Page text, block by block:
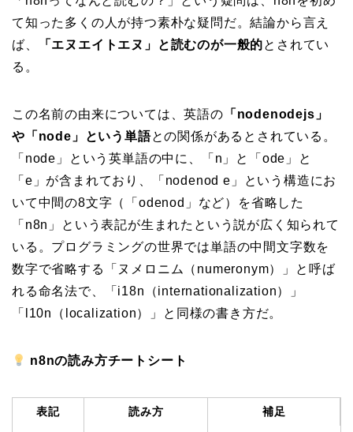
て知った多くの人が持つ素朴な疑問だ。結論から言え
ば、
「エヌエイトエヌ」と読むのが一般的とされてい
る。
この名前の由来については、英語の 「nodenodejs」
や「node」という単語との関係があるとされている。
「node」という英単語の中に、「n」と「ode」と
「e」が含まれており、「nodenod e」という構造にお
いて中間の8文字（「odenod」など）を省略した
「n8n」という表記が生まれたという説が広く知られて
いる。プログラミングの世界では単語の中間文字数を
数字で省略する「ヌメロニム（numeronym）」と呼ば
れる命名法で、「i18n（internationalization）」
「l10n（localization）」と同様の書き方だ。
n8nの読み方チートシート
表記 読み方 補足